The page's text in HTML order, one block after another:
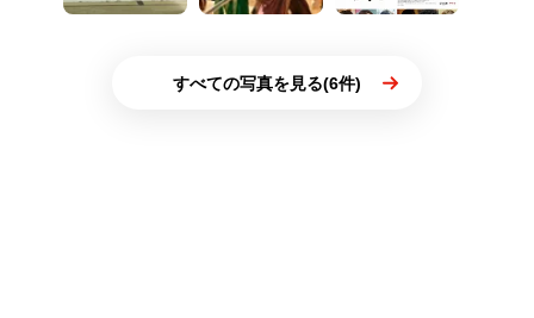
すべての写真を見る(6件)